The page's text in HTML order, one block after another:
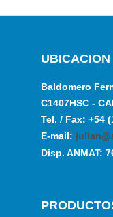
UBICACION
Baldomero
C1407HSC -
Tel. / Fax: +54
E-mail:
Disp. ANMAT: